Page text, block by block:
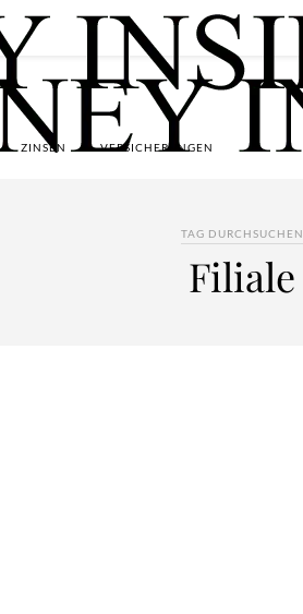
ZINSEN VERSICHERUNGEN
TAG DURCHSUCHEN
Filiale